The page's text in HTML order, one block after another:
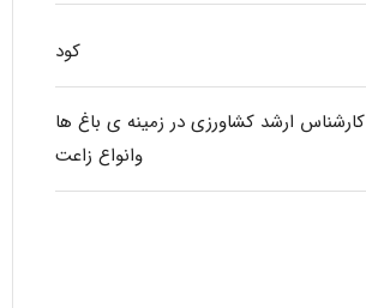
کود
کارشناس ارشد کشاورزی در زمینه ی باغ ها
وانواع زاعت